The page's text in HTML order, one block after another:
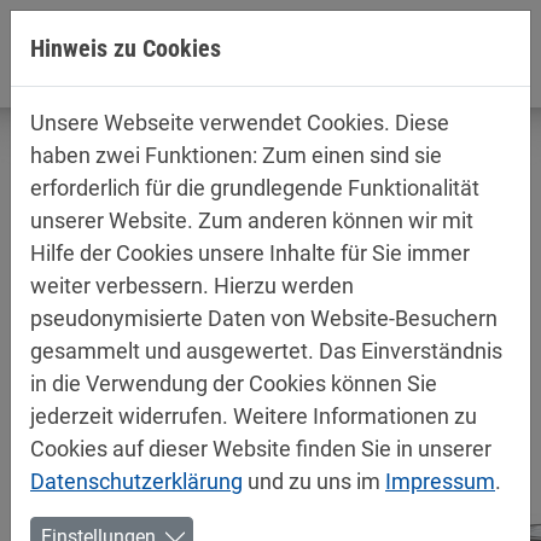
Direkt zur Hauptnavigation springen
Direkt zum Inhalt springen
Produktinformationen /
Sicherheitsdatenblätter
Industry
Hinweis zu Cookies
Unsere Webseite verwendet Cookies. Diese
haben zwei Funktionen: Zum einen sind sie
erforderlich für die grundlegende Funktionalität
unserer Website. Zum anderen können wir mit
Hilfe der Cookies unsere Inhalte für Sie immer
weiter verbessern. Hierzu werden
pseudonymisierte Daten von Website-Besuchern
gesammelt und ausgewertet. Das Einverständnis
in die Verwendung der Cookies können Sie
jederzeit widerrufen. Weitere Informationen zu
Cookies auf dieser Website finden Sie in unserer
Datenschutzerklärung und zu uns im Impressum.